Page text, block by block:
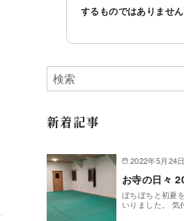
するものではありません
新着記事
2022年5月24日
お寺の日々
ぼちぼちと初夏
いりました。